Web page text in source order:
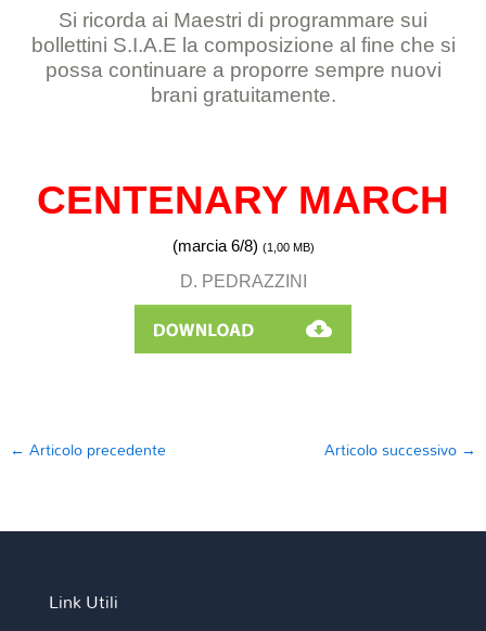
Si ricorda ai Maestri di programmare sui
bollettini S.I.A.E la composizione al fine che si
possa continuare a proporre sempre nuovi
brani gratuitamente.
CENTENARY MARCH
(marcia 6/8) (1,00 MB)
D. PEDRAZZINI
← Articolo precedente Articolo successivo →
Link Utili